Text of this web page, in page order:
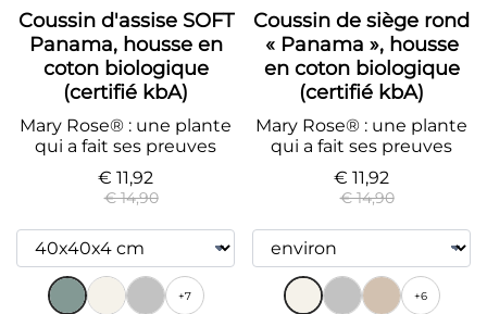
Coussin d'assise SOFT
Panama, housse en
coton biologique
(certifié kbA)
Mary Rose® : une plante
qui a fait ses preuves
€ 11,92
€ 14,90
+7
Coussin de siège rond
« Panama », housse
en coton biologique
(certifié kbA)
Mary Rose® : une plante
qui a fait ses preuves
€ 11,92
€ 14,90
+6